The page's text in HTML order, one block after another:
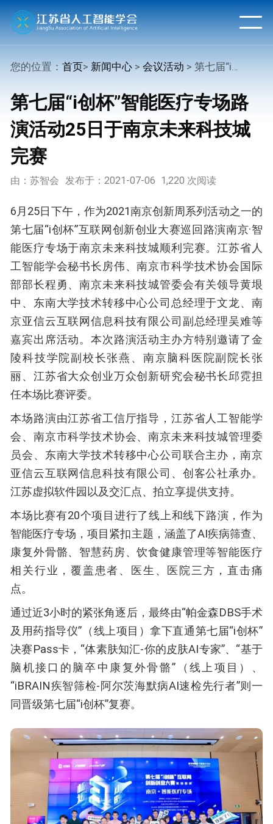
您的位置：首页> 新闻中心 >会议活动 > 第七届“i创杯”智能医疗专场路演活动25日于南京未来科技城完赛
第七届“i创杯”智能医疗专场路
演活动25日于南京未来科技城
完赛
由：苏智会 发布于：2021-07-06 1,220 次阅读
6月25日下午，作为2021南京创新周系列活动之一的
第七届“i创杯”互联网创新创业大赛巡回路演南京·智
能医疗专场于南京未来科技城顺利完赛。江苏省人
工智能学会秘书长房伟、南京市科学技术协会国际
部部长程勇、南京未来科技城管委会有关领导黄垠
中、东南大学技术转移中心公司总经理于文龙、南
京亚信云互联网信息科技有限公司副总经理吴难等
嘉宾出席活动。本次路演活动主办方特别邀请了金
陵科技学院副校长张燕、南京脑科医院副院长张
丽、江苏省大众创业万众创新研究会秘书长邱霓担
任本场比赛评委。
本场路演由江苏省工信厅指导，江苏省人工智能学
会、南京市科学技术协会、南京未来科技城管理委
员会、东南大学技术转移中心公司联合主办，南京
亚信云互联网信息科技有限公司、创客公社承办。
江苏虚拟软件园以及交汇点、拍立享提供支持。
本场比赛有20个项目进行了线上和线下路演，作为
智能医疗专场，项目紧扣主题，涵盖了AI疾病筛查、
康复外骨骼、智慧药房、饮食健康管理等智能医疗
相关行业，覆盖患者、医生、医院三方，直击痛
点。
通过近3小时的紧张角逐后，最终由“帕金森DBS手术
及用药指导仪”（线上项目）拿下直通第七届“i创杯”
决赛Pass卡，“体素肤知汇-你的皮肤AI专家”、“基于
脑机接口的脑卒中康复外骨骼”（线上项目）、
“iBRAIN疾智筛检-阿尔茨海默病AI速检先行者”则一
同晋级第七届“i创杯”复赛。